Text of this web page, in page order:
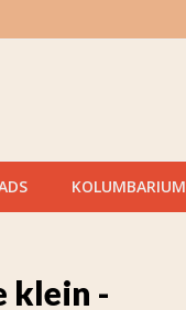
KOLUMBARIUM
klein -